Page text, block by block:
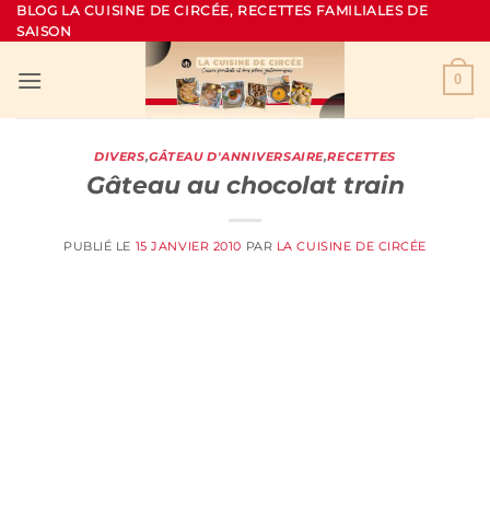
Passer
au
BLOG LA CUISINE DE CIRCÉE, RECETTES FAMILIALES DE
SAISON
0
DIVERS,GÂTEAU D'ANNIVERSAIRE,RECETTES
Gâteau au chocolat train
PUBLIÉ LE 15 JANVIER 2010 PAR LA CUISINE DE CIRCÉE